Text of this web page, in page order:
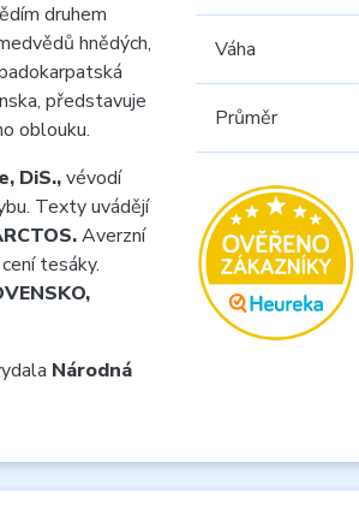
druhem
hnědých,
představuje
oblouku.
DiS.,vévodí
Texty uvádějí
Averzní
tesáky.
Národná
Váha
Průměr